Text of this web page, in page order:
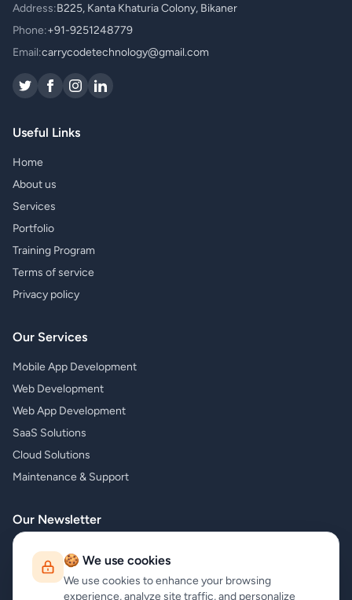
Address:B225, Kanta Khaturia Colony, Bikaner
Phone:+91-9251248779
Email:carrycodetechnology@gmail.com
Useful Links
Home
About us
Services
Portfolio
Training Program
Terms of service
Privacy policy
Our Services
Mobile App Development
Web Development
Web App Development
SaaS Solutions
Cloud Solutions
Maintenance & Support
Our Newsletter
Subscribe to our newsletter and receive the latest news about our
products and services!
🍪 We use cookies
We use cookies to enhance your browsing
experience, analyze site traffic, and personalize